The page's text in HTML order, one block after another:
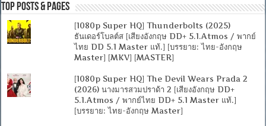
Top Posts & Pages
[1080p Super HQ] Thunderbolts (2025)
ธันเดอร์โบลต์ส [เสียงอังกฤษ DD+ 5.1.Atmos / พากย์
ไทย DD 5.1 Master แท้.] [บรรยาย: ไทย-อังกฤษ
Master] [MKV] [MASTER]
[1080p Super HQ] The Devil Wears Prada 2
(2026) นางมารสวมปราด้า 2 [เสียงอังกฤษ DD+
5.1.Atmos / พากย์ไทย DD+ 5.1 Master แท้.]
[บรรยาย: ไทย-อังกฤษ Master]